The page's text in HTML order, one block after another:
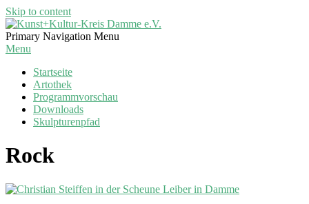
Skip to content
Kunst+Kultur-
Kreis
Primary Navigation Menu
Menu
Startseite
Artothek
Programmvorschau
Downloads
Skulpturenpfad
Rock